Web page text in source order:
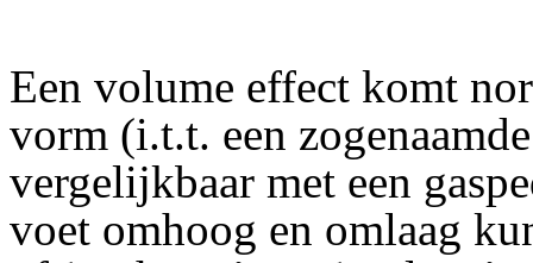
Een volume effect komt
vorm (i.t.t. een
vergelijkbaar met een
voet omhoog en omlaag